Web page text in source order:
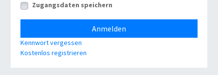
Zugangsdaten speichern
Anmelden
Kennwort vergessen
Kostenlos registrieren